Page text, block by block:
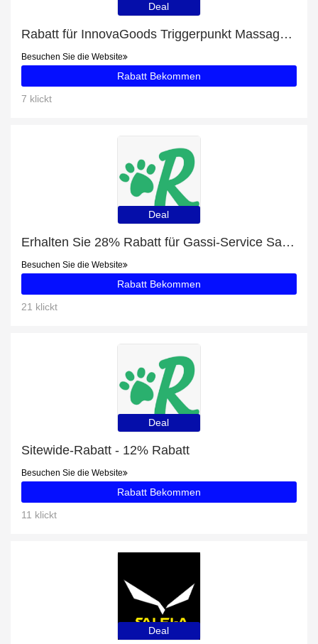
Deal
Rabatt für InnovaGoods Triggerpunkt Massagehaken + zusätzlicher 9%-Rabattgutschein
Besuchen Sie die Website
Rabatt Bekommen
7 klickt
Deal
Erhalten Sie 28% Rabatt für Gassi-Service Satow
Besuchen Sie die Website
Rabatt Bekommen
21 klickt
Deal
Sitewide-Rabatt - 12% Rabatt
Besuchen Sie die Website
Rabatt Bekommen
11 klickt
Deal